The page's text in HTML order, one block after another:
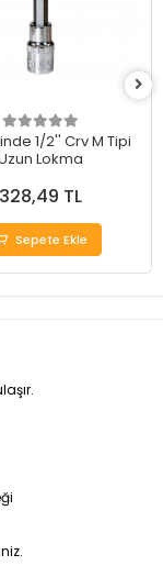
1/2'' Crv M Tipi
Lokma
328,49 TL
Sepete Ekle